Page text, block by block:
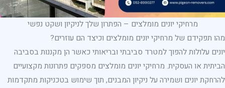
מרחיקי יונים מומלצים – הפתרון שלך לניקיון ושקט נפשי
מהו תפקידם של מרחיקי יונים מומלצים וכיצד הם עוזרים?
יונים עלולות להפוך למטרד סביבתי ובריאותי כאשר הן מקננות בסביבה
הביתית או העסקית. מרחיקי יונים מומלצים מספקים פתרונות מקצועיים
להרחקת יונים ושמירה על ניקיון המבנים, תוך שימוש בטכניקות מתקדמות